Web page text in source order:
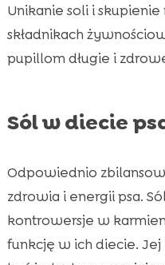
Unikanie soli i
składnikach
pupillom długie i
Sól w diecie
Odpowiednio
zdrowia i energii psa.
kontrowersje w
funkcję w ich diecie.